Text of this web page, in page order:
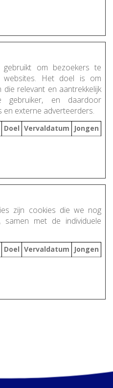
gebruikt om bezoekers te
websites. Het doel is om
relevant en aantrekkelijk
gebruiker, en daardoor
externe adverteerders.
Doel Vervaldatum
Jongen
zijn cookies die we nog
met de individuele
Doel Vervaldatum
Jongen